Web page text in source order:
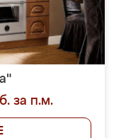
за п.м.